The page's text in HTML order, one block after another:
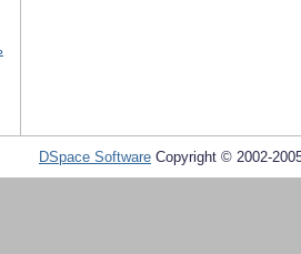
DSpace Software Copyright © 2002-